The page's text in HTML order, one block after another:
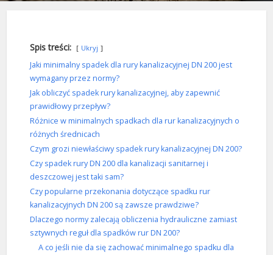
Spis treści: Ukryj
Jaki minimalny spadek dla rury kanalizacyjnej DN 200 jest
wymagany przez normy?
Jak obliczyć spadek rury kanalizacyjnej, aby zapewnić
prawidłowy przepływ?
Różnice w minimalnych spadkach dla rur kanalizacyjnych o
różnych średnicach
Czym grozi niewłaściwy spadek rury kanalizacyjnej DN 200?
Czy spadek rury DN 200 dla kanalizacji sanitarnej i
deszczowej jest taki sam?
Czy popularne przekonania dotyczące spadku rur
kanalizacyjnych DN 200 są zawsze prawdziwe?
Dlaczego normy zalecają obliczenia hydrauliczne zamiast
sztywnych reguł dla spadków rur DN 200?
A co jeśli nie da się zachować minimalnego spadku dla